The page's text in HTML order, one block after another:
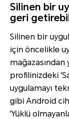
Silinen bir
geri
Silinen bir
için öncelikle
profilinizdeki
uygulamayı
gibi Android
'Yüklü